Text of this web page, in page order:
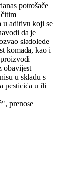
potrošače
u aditivu koji se
da je
sladolede
komada, kao i
obavijest
u skladu s
pesticida u ili
prenose